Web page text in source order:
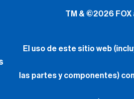
las partes y componentes)
Tus